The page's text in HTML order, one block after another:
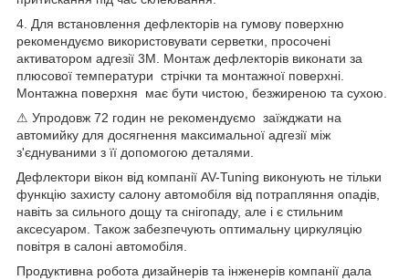
4. Для встановлення дефлекторів на гумову поверхню
рекомендуємо використовувати серветки, просочені
активатором адгезії 3M. Монтаж дефлекторів виконати за
плюсової температури стрічки та монтажної поверхні.
Монтажна поверхня має бути чистою, безжиреною та сухою.
⚠ Упродовж 72 годин не рекомендуємо заїжджати на
автомийку для досягнення максимальної адгезії між
з'єднуваними з її допомогою деталями.
Дефлектори вікон від компанії AV-Tuning виконують не тільки
функцію захисту салону автомобіля від потрапляння опадів,
навіть за сильного дощу та снігопаду, але і є стильним
аксесуаром. Також забезпечують оптимальну циркуляцію
повітря в салоні автомобіля.
Продуктивна робота дизайнерів та інженерів компанії дала